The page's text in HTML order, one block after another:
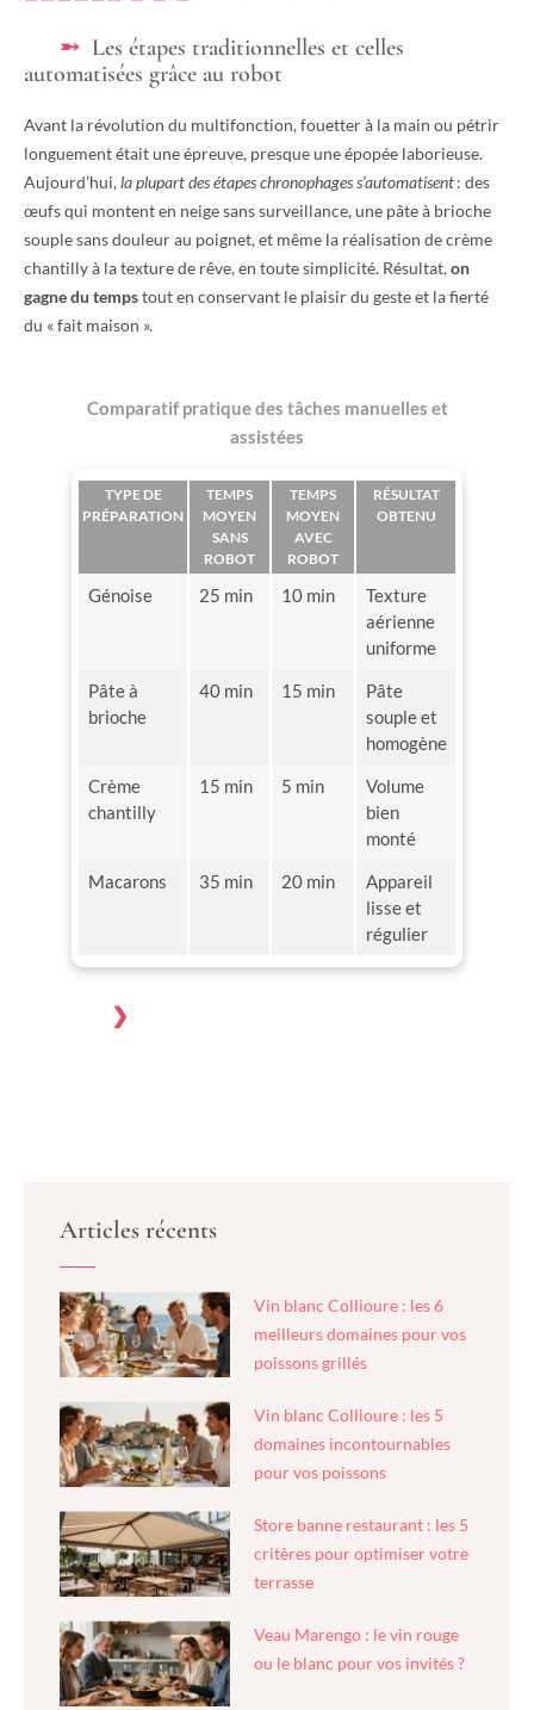
Les étapes traditionnelles et celles
automatisées grâce au robot
Avant la révolution du multifonction, fouetter à la main ou pétrir
longuement était une épreuve, presque une épopée laborieuse.
Aujourd’hui,la plupart des étapes chronophages s’automatisent: des
œufs qui montent en neige sans surveillance, une pâte à brioche
souple sans douleur au poignet, et même la réalisation de crème
chantilly à la texture de rêve, en toute simplicité. Résultat,on
gagne du tempstout en conservant le plaisir du geste et la fierté
du « fait maison ».
Comparatif pratique des tâches manuelles et
assistées
TYPE DE
PRÉPARATION
TEMPS
MOYEN
SANS
ROBOT
TEMPS
MOYEN
AVEC
ROBOT
RÉSULTAT
OBTENU
Génoise 25 min 10 min
Texture
aérienne
uniforme
Pâte à
brioche
40 min 15 min
Pâte
souple et
homogène
Crème
chantilly
15 min 5 min
Volume
bien
monté
Macarons
35 min 20 min
Appareil
lisse et
régulier
Articles récents
Vin blanc Collioure : les 6
meilleurs domaines pour vos
poissons grillés
Vin blanc Collioure : les 5
domaines incontournables
pour vos poissons
Store banne restaurant : les 5
critères pour optimiser votre
terrasse
Veau Marengo : le vin rouge
ou le blanc pour vos invités ?